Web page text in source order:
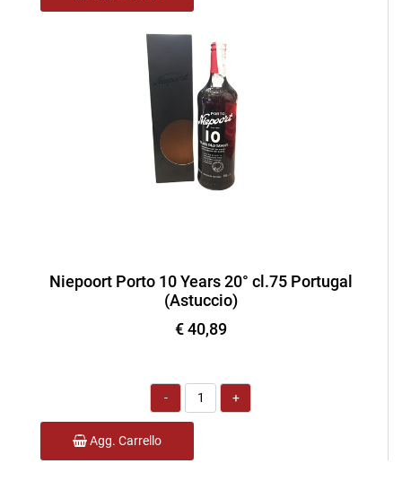
Niepoort Porto 10 Years 20° cl.75 Portugal
(Astuccio)
€ 40,89
Quantità
Agg. Carrello